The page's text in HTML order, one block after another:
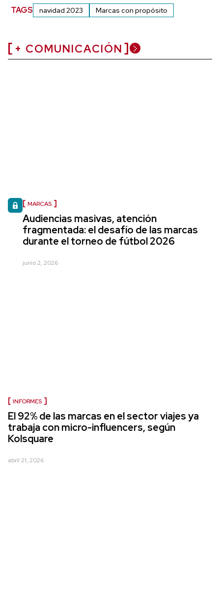
TAGS navidad 2023 Marcas con propósito
+ COMUNICACIÓN
MARCAS
Audiencias masivas, atención
fragmentada: el desafío de las marcas
durante el torneo de fútbol 2026
junio 2, 2026
INFORMES
El 92% de las marcas en el sector viajes ya
trabaja con micro-influencers, según
Kolsquare
abril 21, 2026